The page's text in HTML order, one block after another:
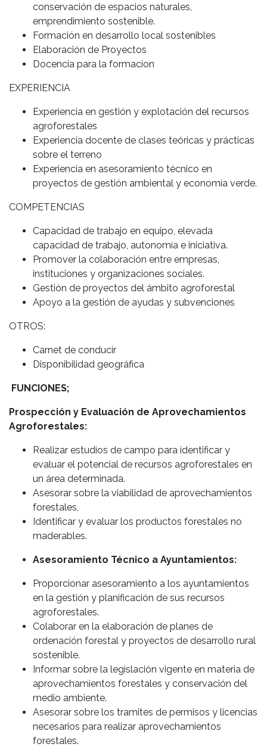
conservación de espacios naturales,
emprendimiento sostenible.
Formación en desarrollo local sostenibles
Elaboración de Proyectos
Docencia para la formacion
EXPERIENCIA
Experiencia en gestión y explotación del recursos
agroforestales
Experiencia docente de clases teóricas y prácticas
sobre el terreno
Experiencia en asesoramiento técnico en
proyectos de gestión ambiental y economía verde.
COMPETENCIAS
Capacidad de trabajo en equipo, elevada
capacidad de trabajo, autonomía e iniciativa.
Promover la colaboración entre empresas,
instituciones y organizaciones sociales.
Gestión de proyectos del ámbito agroforestal
Apoyo a la gestión de ayudas y subvenciones
OTROS:
Carnet de conducir
Disponibilidad geográfica
FUNCIONES;
Prospección y Evaluación de Aprovechamientos
Agroforestales:
Realizar estudios de campo para identificar y
evaluar el potencial de recursos agroforestales en
un área determinada.
Asesorar sobre la viabilidad de aprovechamientos
forestales,
Identificar y evaluar los productos forestales no
maderables.
Asesoramiento Técnico a Ayuntamientos:
Proporcionar asesoramiento a los ayuntamientos
en la gestión y planificación de sus recursos
agroforestales.
Colaborar en la elaboración de planes de
ordenación forestal y proyectos de desarrollo rural
sostenible.
Informar sobre la legislación vigente en materia de
aprovechamientos forestales y conservación del
medio ambiente.
Asesorar sobre los tramites de permisos y licencias
necesarios para realizar aprovechamientos
forestales.